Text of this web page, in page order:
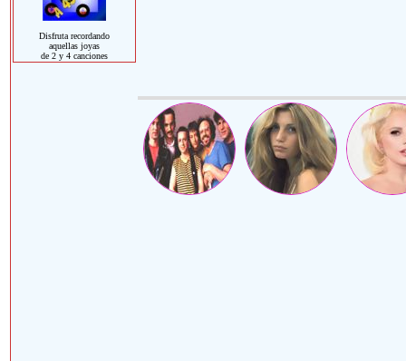
Disfruta recordando
aquellas joyas
de 2 y 4 canciones